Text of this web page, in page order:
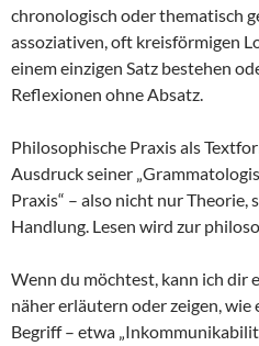
chronologisch oder thematisch
assoziativen, oft kreisförmigen
einem einzigen Satz bestehen
Reflexionen ohne Absatz.
Philosophische Praxis als
Ausdruck seiner
Praxis“ – also nicht nur
Handlung. Lesen wird zur
Wenn du möchtest, kann ich dir
näher erläutern oder zeigen,
Begriff – etwa